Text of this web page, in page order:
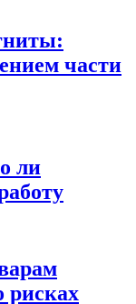
части
ли
рисках